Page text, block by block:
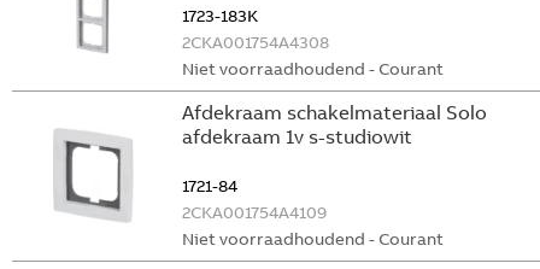
1723-183K
2CKA001754A4308
Niet voorraadhoudend - Courant
Afdekraam schakelmateriaal Solo
afdekraam 1v s-studiowit
1721-84
2CKA001754A4109
Niet voorraadhoudend - Courant